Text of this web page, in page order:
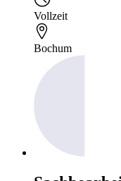
Vollzeit
Bochum